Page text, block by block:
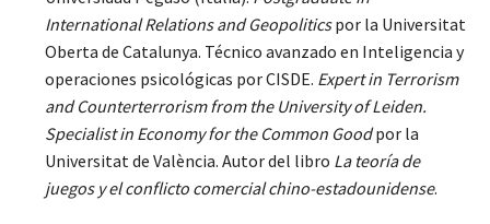
International Relations and Geopoliticspor la Universitat
Oberta de Catalunya. Técnico avanzado en Inteligencia y
operaciones psicológicas por CISDE. Expert in Terrorism
and Counterterrorism from the University of Leiden.
Specialist in Economy for the Common Goodpor la
Universitat de València. Autor del libro La teoría de
juegos y el conflicto comercial chino-estadounidense.